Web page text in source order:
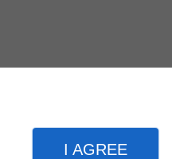
I AGREE